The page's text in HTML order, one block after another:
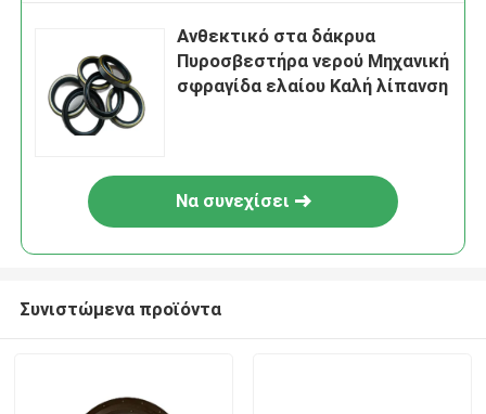
Ανθεκτικό στα δάκρυα
Πυροσβεστήρα νερού Μηχανική
σφραγίδα ελαίου Καλή λίπανση
Να συνεχίσει
Συνιστώμενα προϊόντα